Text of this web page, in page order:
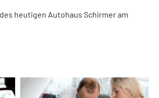
heutigen Autohaus Schirmer am